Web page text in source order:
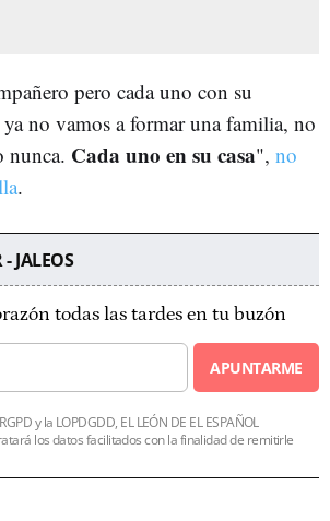
pero cada uno con su
no vamos a formar una familia, no
nunca. Cada uno en su casa", no
.
- JALEOS
todas las tardes en tu buzón
APUNTARME
y la LOPDGDD, EL LEÓN DE EL ESPAÑOL
los datos facilitados con la finalidad de remitirle